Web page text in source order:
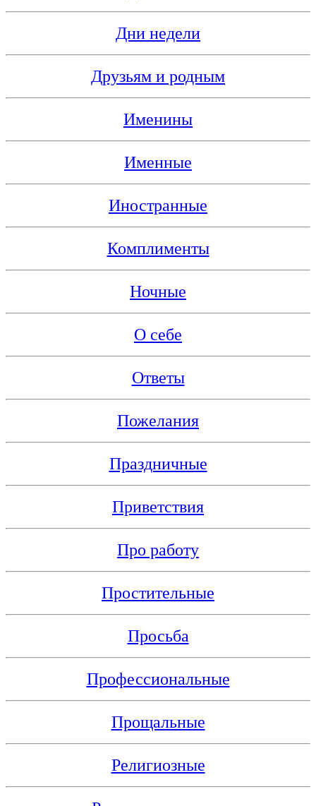
Дни недели
Друзьям и родным
Именины
Именные
Иностранные
Комплименты
Ночные
О себе
Ответы
Пожелания
Праздничные
Приветствия
Про работу
Простительные
Просьба
Профессиональные
Прощальные
Религиозные